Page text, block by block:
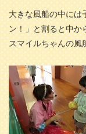
大きな風船の中には
ン！」と割ると中か
スマイルちゃんの風